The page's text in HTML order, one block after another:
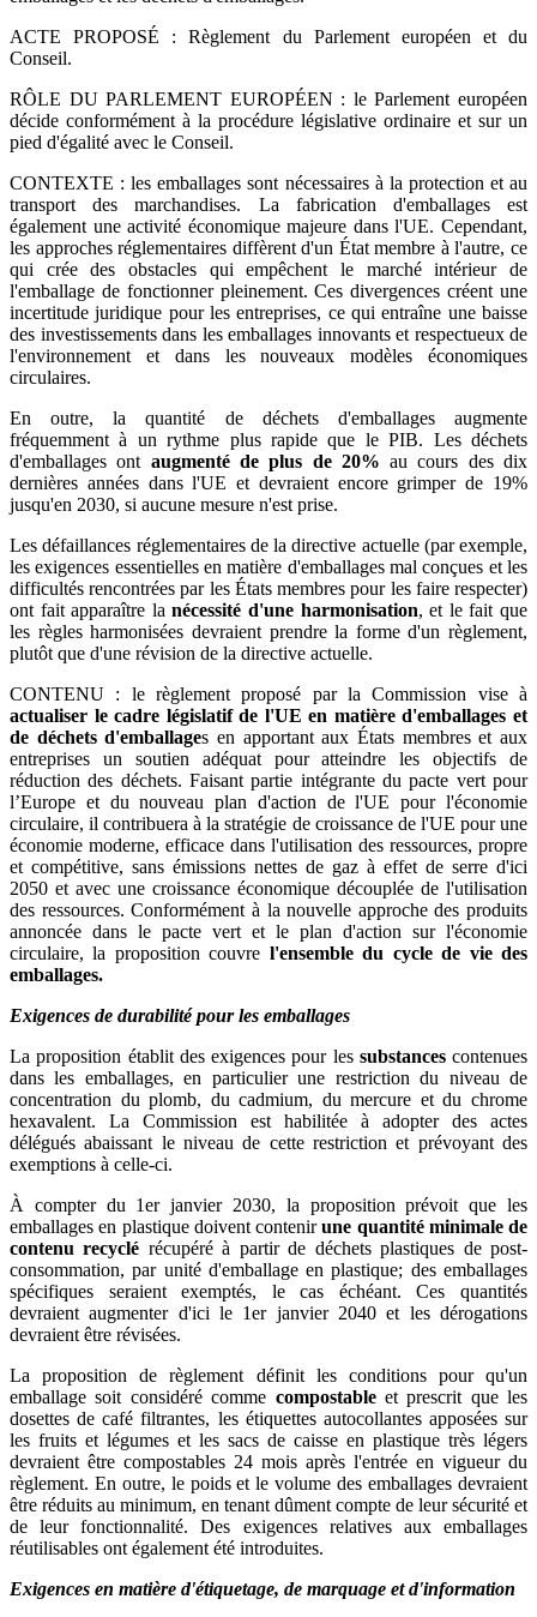
ACTE PROPOSÉ : Règlement du Parlement européen et du
Conseil.
RÔLE DU PARLEMENT EUROPÉEN : le Parlement européen
décide conformément à la procédure législative ordinaire et sur un
pied d'égalité avec le Conseil.
CONTEXTE : les emballages sont nécessaires à la protection et au
transport des marchandises. La fabrication d'emballages est
également une activité économique majeure dans l'UE. Cependant,
les approches réglementaires diffèrent d'un État membre à l'autre, ce
qui crée des obstacles qui empêchent le marché intérieur de
l'emballage de fonctionner pleinement. Ces divergences créent une
incertitude juridique pour les entreprises, ce qui entraîne une baisse
des investissements dans les emballages innovants et respectueux de
l'environnement et dans les nouveaux modèles économiques
circulaires.
En outre, la quantité de déchets d'emballages augmente
fréquemment à un rythme plus rapide que le PIB. Les déchets
d'emballages ont augmenté de plus de 20% au cours des dix
dernières années dans l'UE et devraient encore grimper de 19%
jusqu'en 2030, si aucune mesure n'est prise.
Les défaillances réglementaires de la directive actuelle (par exemple,
les exigences essentielles en matière d'emballages mal conçues et les
difficultés rencontrées par les États membres pour les faire respecter)
ont fait apparaître lanécessité d'une harmonisation, et le fait que
les règles harmonisées devraient prendre la forme d'un règlement,
plutôt que d'une révision de la directive actuelle.
CONTENU : le règlement proposé par la Commission vise à
actualiser le cadre législatif de l'UE en matière d'emballages et
de déchets d'emballages en apportant aux États membres et aux
entreprises un soutien adéquat pour atteindre les objectifs de
réduction des déchets. Faisant partie intégrante du pacte vert pour
l’Europe et du nouveau plan d'action de l'UE pour l'économie
circulaire, il contribuera à la stratégie de croissance de l'UE pour une
économie moderne, efficace dans l'utilisation des ressources, propre
et compétitive, sans émissions nettes de gaz à effet de serre d'ici
2050 et avec une croissance économique découplée de l'utilisation
des ressources. Conformément à la nouvelle approche des produits
annoncée dans le pacte vert et le plan d'action sur l'économie
circulaire, la proposition couvre l'ensemble du cycle de vie des
emballages.
Exigences de durabilité pour les emballages
La proposition établit des exigences pour les substancescontenues
dans les emballages, en particulier une restriction du niveau de
concentration du plomb, du cadmium, du mercure et du chrome
hexavalent. La Commission est habilitée à adopter des actes
délégués abaissant le niveau de cette restriction et prévoyant des
exemptions à celle-ci.
À compter du 1er janvier 2030, la proposition prévoit que les
emballages en plastique doivent contenirune quantité minimale de
contenu recyclé récupéré à partir de déchets plastiques de post-
consommation, par unité d'emballage en plastique; des emballages
spécifiques seraient exemptés, le cas échéant. Ces quantités
devraient augmenter d'ici le 1er janvier 2040 et les dérogations
devraient être révisées.
La proposition de règlement définit les conditions pour qu'un
emballage soit considéré comme compostableet prescrit que les
dosettes de café filtrantes, les étiquettes autocollantes apposées sur
les fruits et légumes et les sacs de caisse en plastique très légers
devraient être compostables 24 mois après l'entrée en vigueur du
règlement. En outre, le poids et le volume des emballages devraient
être réduits au minimum, en tenant dûment compte de leur sécurité et
de leur fonctionnalité. Des exigences relatives aux emballages
réutilisables ont également été introduites.
Exigences en matière d'étiquetage, de marquage et d'information